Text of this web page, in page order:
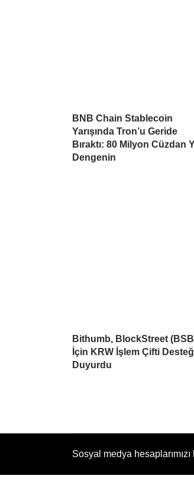
BNB Chain Stablecoin
Yarışında Tron’u Geride
Bıraktı: 80 Milyon Cüzdan
Dengenin
Bithumb, BlockStreet
İçin KRW İşlem Çifti
Duyurdu
Sosyal medya